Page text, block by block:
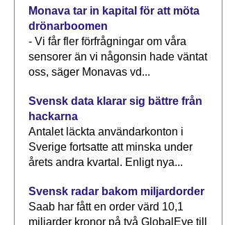
Monava tar in kapital för att möta
drönarboomen
- Vi får fler förfrågningar om våra
sensorer än vi någonsin hade väntat
oss, säger Monavas vd...
Svensk data klarar sig bättre från
hackarna
Antalet läckta användarkonton i
Sverige fortsatte att minska under
årets andra kvartal. Enligt nya...
Svensk radar bakom miljardorder
Saab har fått en order värd 10,1
miljarder kronor på två GlobalEye till